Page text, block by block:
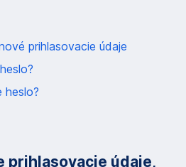
prihlasovacie údaje
heslo?
prihlasovacie údaje,